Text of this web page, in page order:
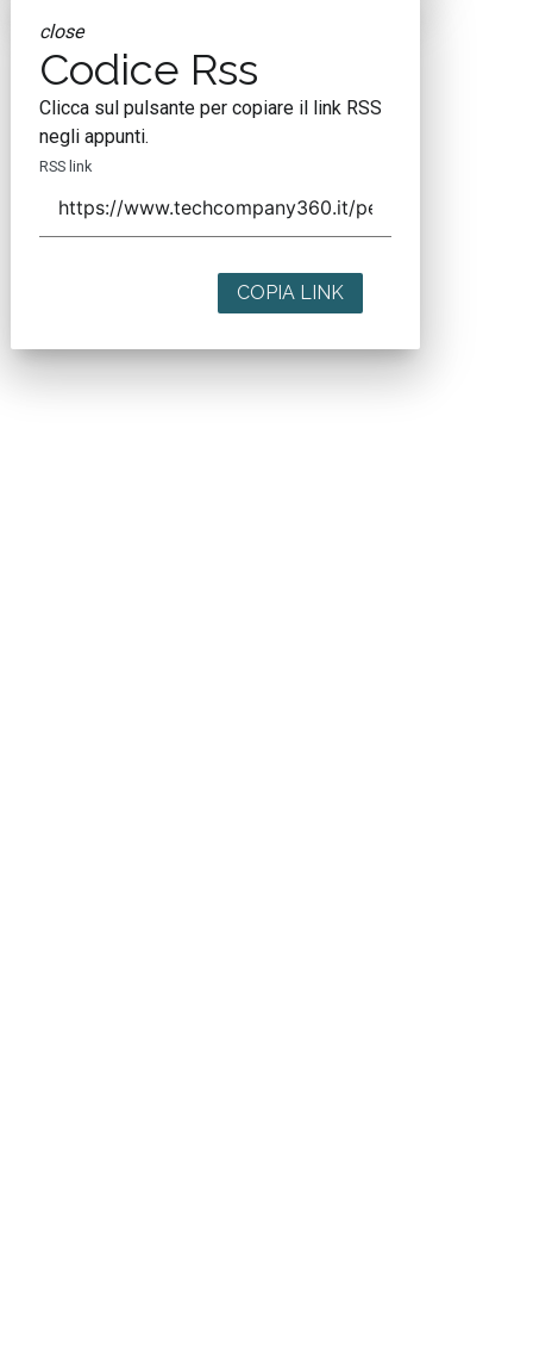
close
Codice Rss
Clicca sul pulsante per copiare il link RSS
negli appunti.
RSS link
COPIA LINK